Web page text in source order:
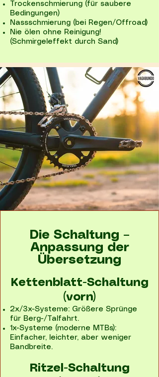
Trockenschmierung (für saubere
Bedingungen)
Nassschmierung (bei Regen/Offroad)
Nie ölen ohne Reinigung!
(Schmirgeleffekt durch Sand)
Die Schaltung –
Anpassung der
Übersetzung
Kettenblatt-Schaltung
(vorn)​
2x/3x-Systeme: Größere Sprünge
für Berg-/Talfahrt.
1x-Systeme (moderne MTBs):
Einfacher, leichter, aber weniger
Bandbreite.
Ritzel-Schaltung